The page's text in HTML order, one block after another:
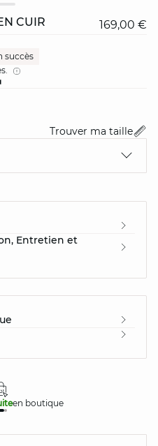
CUIR 169,00 €
succès
Trouver ma taille
Entretien et
en boutique